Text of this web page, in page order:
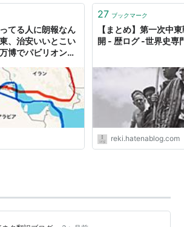
シナイ半島攻撃に乗じて英仏はスエズ
企てた。
を含む国際世論の激しい反発を招き、
れる。もはや植民地帝国の時代が終わ
に知らしめた。
。六月戦争。
。エジプトはヨルダンと同盟を結
封鎖を発表する。危機感を持ったイ
とエジプトとヨルダンに対する先制攻
てる人に朗報なん
、治安いいとこい
博でパビリオンを
る」
27 ブックマーク
【まとめ】第一次中
開 - 歴ログ -世界史専
reki.hatenablog.com